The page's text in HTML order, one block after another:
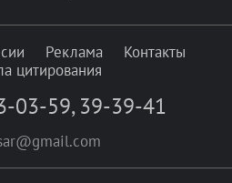
Реклама
Контакты
цитирования
03-59, 39-39-41